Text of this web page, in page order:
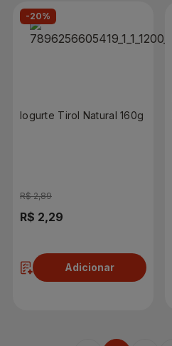
-20%
Iogurte Tirol Natural 160g
R$ 2,89
R$ 2,29
Adicionar